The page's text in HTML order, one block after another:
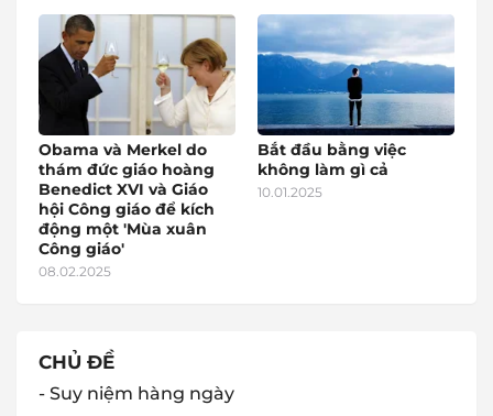
Obama và Merkel do
thám đức giáo hoàng
Benedict XVI và Giáo
hội Công giáo để kích
động một 'Mùa xuân
Công giáo'
08.02.2025
Bắt đầu bằng việc
không làm gì cả
10.01.2025
CHỦ ĐỀ
- Suy niệm hàng ngày